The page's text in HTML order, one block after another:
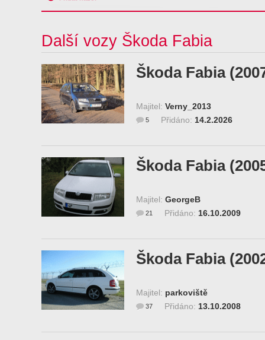
Další vozy Škoda Fabia
Škoda Fabia
Majitel: Verny_2013
Přidáno: 14.2.2026
5
Škoda Fabia
Majitel: GeorgeB
Přidáno: 16.10.2009
21
Škoda Fabia
Majitel: parkoviště
Přidáno: 13.10.2008
37